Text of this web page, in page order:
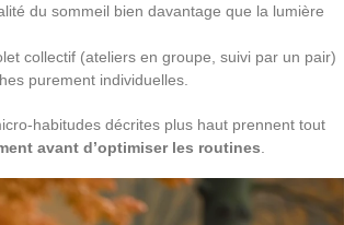
du sommeil bien davantage que la lumière
collectif (ateliers en groupe, suivi par un pair)
purement individuelles.
habitudes décrites plus haut prennent tout
avant d’optimiser les routines